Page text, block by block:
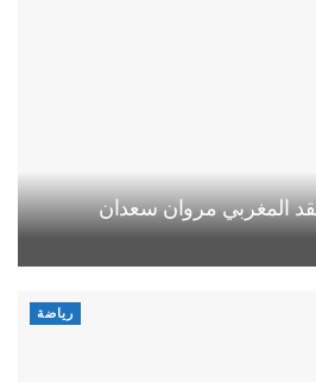
المغربي مروان سعدان
رياضة